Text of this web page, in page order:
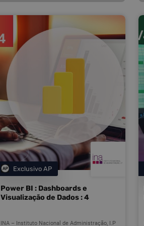
Power BI : Dashboards e
Visualização de Dados : 4
INA – Instituto Nacional de Administração, I.P
Categoria
Exclusivo AP